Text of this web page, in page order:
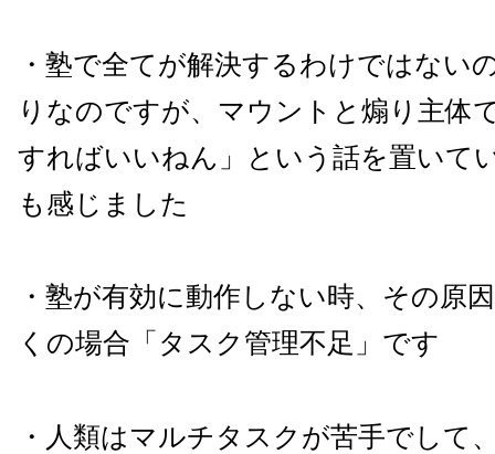
・塾で全てが解決するわけではない
りなのですが、マウントと煽り主体
すればいいねん」という話を置いて
も感じました
・塾が有効に動作しない時、その原
くの場合「タスク管理不足」です
・人類はマルチタスクが苦手でして